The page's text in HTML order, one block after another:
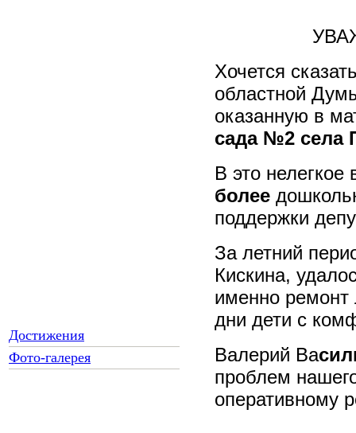
Достижения
Фото-галерея
Хочется
областной
оказанную в
сада №2 села
В это нелегкое
более
поддержки
За летний
Кискина,
именно ремонт
дни дети с
Валерий Ва
проблем
оперативному